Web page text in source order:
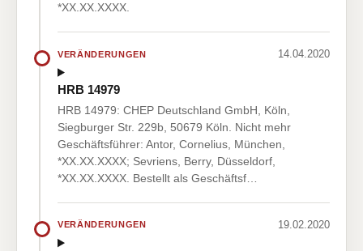
*XX.XX.XXXX.
VERÄNDERUNGEN 14.04.2020
HRB 14979
HRB 14979: CHEP Deutschland GmbH, Köln,
Siegburger Str. 229b, 50679 Köln. Nicht mehr
Geschäftsführer: Antor, Cornelius, München,
*XX.XX.XXXX; Sevriens, Berry, Düsseldorf,
*XX.XX.XXXX. Bestellt als Geschäftsf…
VERÄNDERUNGEN 19.02.2020